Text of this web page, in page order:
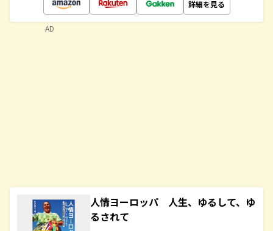
詳細を見る
人情ヨーロッパ 人生、ゆるして、ゆ
るされて
AD